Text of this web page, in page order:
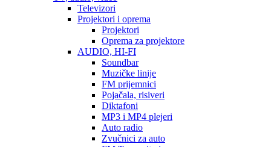
Televizori
Projektori i oprema
Projektori
Oprema za projektore
AUDIO, HI-FI
Soundbar
Muzičke linije
FM prijemnici
Pojačala, risiveri
Diktafoni
MP3 i MP4 plejeri
Auto radio
Zvučnici za auto